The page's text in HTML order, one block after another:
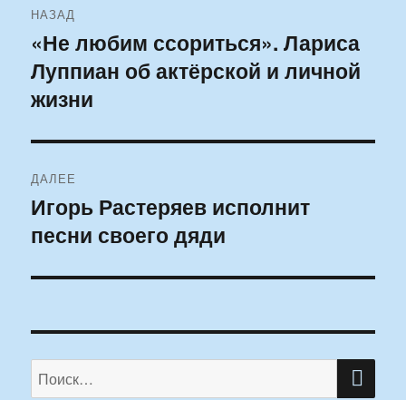
по
записям
НАЗАД
Предыдущая
запись:
«Не любим ссориться». Лариса
Луппиан об актёрской и личной
жизни
ДАЛЕЕ
Следующая
запись:
Игорь Растеряев исполнит
песни своего дяди
Искать: